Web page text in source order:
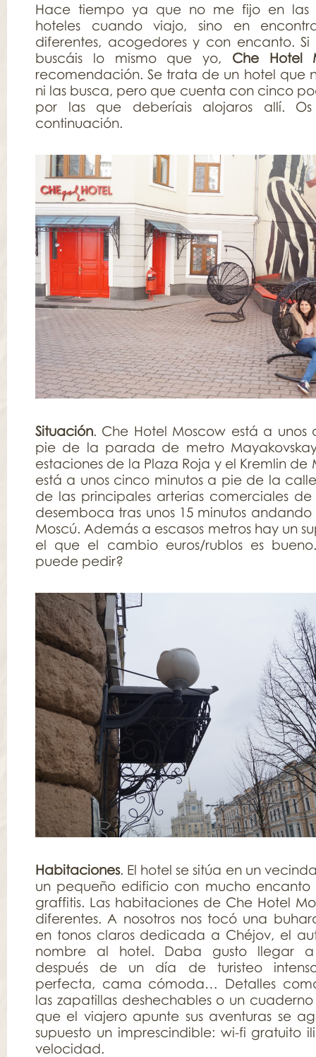
Hace tiempo ya que no me fijo en las
hoteles cuando viajo, sino en
diferentes, acogedores y con encanto.
buscáis lo mismo que yo, Che Hotel
recomendación. Se trata de un hotel que
ni las busca, pero que cuenta con cinco
por las que deberíais alojaros allí.
continuación.
Situación. Che Hotel Moscow está a unos
pie de la parada de metro
estaciones de la Plaza Roja y el Kremlin de
está a unos cinco minutos a pie de la
de las principales arterias comerciales
desemboca tras unos 15 minutos
Moscú. Además a escasos metros hay un
el que el cambio euros/rublos es
puede pedir?
Habitaciones. El hotel se sitúa en un
un pequeño edificio con mucho encanto
graffitis. Las habitaciones de Che Hotel
diferentes. A nosotros nos tocó una
en tonos claros dedicada a Chéjov, el
nombre al hotel. Daba gusto llegar
después de un día de turisteo
perfecta, cama cómoda… Detalles
las zapatillas deshechables o un
que el viajero apunte sus aventuras se
supuesto un imprescindible: wi-fi gratuito
velocidad.